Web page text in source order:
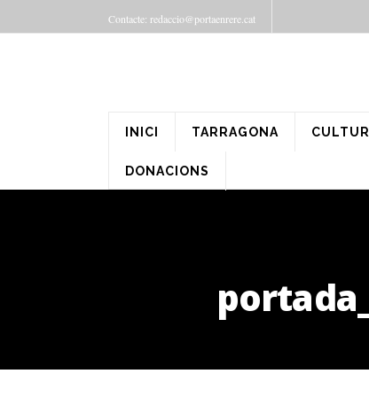
Contacte: redaccio@portaenrere.cat
INICI TARRAGONA
DONACIONS